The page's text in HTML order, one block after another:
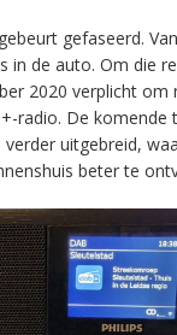
gefaseerd.
in de auto. Om die
2020 verplicht om
radio. De komende
uitgebreid,
beter te